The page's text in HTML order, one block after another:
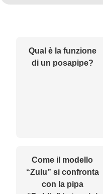
Qual è la funzione
di un posapipe?
Come il modello
“Zulu” si confronta
con la pipa